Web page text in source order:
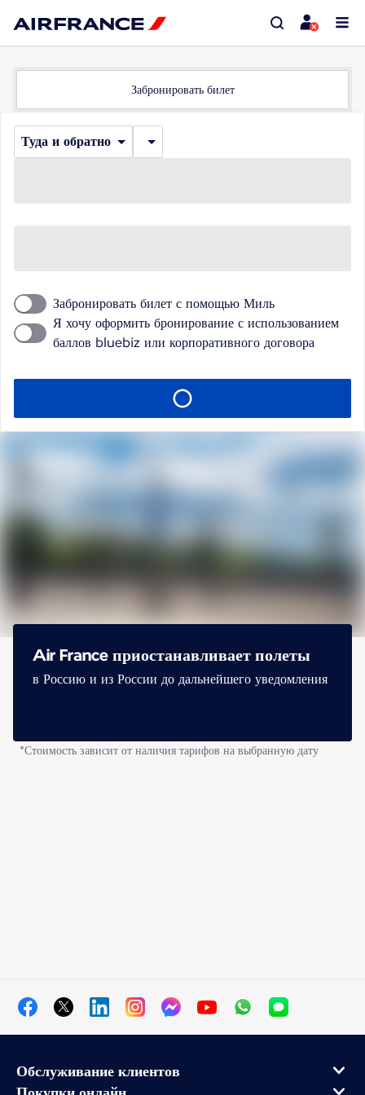
Забронировать билет
Туда и обратно
Забронировать билет с помощью Миль
Я хочу оформить бронирование с использованием
баллов bluebiz или корпоративного договора
Air France приостанавливает полеты
в Россию и из России до дальнейшего уведомления
*Стоимость зависит от наличия тарифов на выбранную дату
Обслуживание клиентов